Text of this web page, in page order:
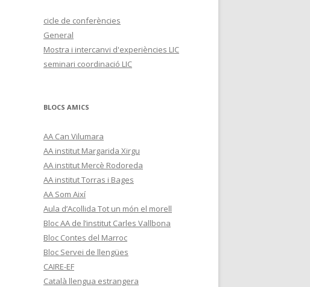
cicle de conferències
General
Mostra i intercanvi d'experiències LIC
seminari coordinació LIC
BLOCS AMICS
AA Can Vilumara
AA institut Margarida Xirgu
AA institut Mercè Rodoreda
AA institut Torras i Bages
AA Som Així
Aula d’Acollida Tot un món el morell
Bloc AA de l’institut Carles Vallbona
Bloc Contes del Marroc
Bloc Servei de llengües
CAIRE-EF
Català llengua estrangera